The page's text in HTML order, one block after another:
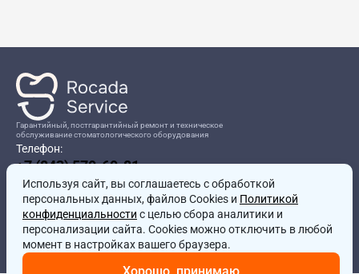
Гарантийный, постгарантийный ремонт и техническое
обслуживание стоматологического оборудования
Телефон:
+7 (843) 570-60-81
Режим работы:8:00-17:00
Адрес:
г.Казань, ул.Проспект Победы, д.204в
Почта:
service@rocadamed.ru
Используя сайт, вы соглашаетесь с обработкой
персональных данных, файлов Cookies и Политикой
конфиденциальности с целью сбора аналитики и
персонализации сайта. Cookies можно отключить в любой
момент в настройках вашего браузера.